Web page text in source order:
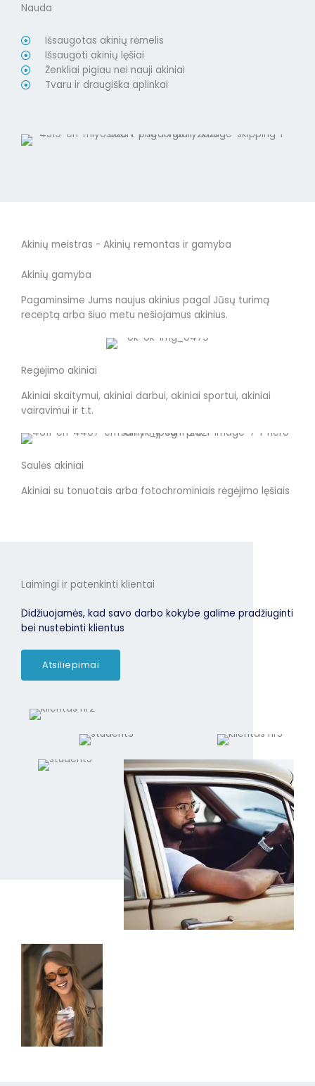
Nauda
Išsaugotas akinių rėmelis
Išsaugoti akinių lęšiai
Ženkliai pigiau nei nauji akiniai
Tvaru ir draugiška aplinkai
Akinių meistras - Akinių remontas ir gamyba
Akinių gamyba
Pagaminsime Jums naujus akinius pagal Jūsų turimą
receptą arba šiuo metu nešiojamus akinius.
Regėjimo akiniai
Akiniai skaitymui, akiniai darbui, akiniai sportui, akiniai
vairavimui ir t.t.
Saulės akiniai
Akiniai su tonuotais arba fotochrominiais rėgėjimo lęšiais
Laimingi ir patenkinti klientai
Didžiuojamės, kad savo darbo kokybe galime pradžiuginti
bei nustebinti klientus
Atsiliepimai